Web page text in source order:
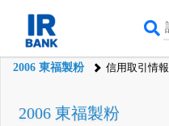
2006 東福製粉 信用取引情報
2006 東福製粉